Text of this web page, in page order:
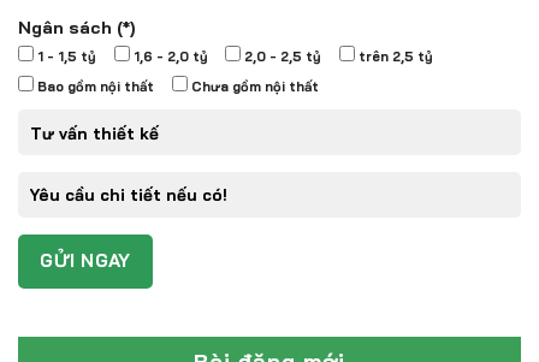
Ngân sách (*)
1 - 1,5 tỷ 1,6 - 2,0 tỷ 2,0 - 2,5 tỷ
trên 2,5 tỷ
Bao gồm nội thất
Chưa gồm nội thất